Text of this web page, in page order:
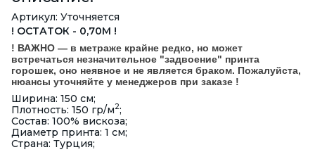
Артикул: Уточняется
! ОСТАТОК - 0,70М !
! ВАЖНО — в метраже крайне редко, но может
встречаться незначительное "задвоение" принта
горошек, оно неявное и не является браком. Пожалуйста,
нюансы уточняйте у менеджеров при заказе !
Ширина: 150 см;
Плотность: 150 гр/м2;
Состав: 100% вискоза;
Диаметр принта: 1 см;
Страна: Турция;